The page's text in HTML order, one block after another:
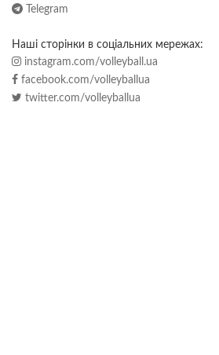
Telegram
Наші сторінки в соціальних мережах:
instagram.com/volleyball.ua
facebook.com/volleyballua
twitter.com/volleyballua